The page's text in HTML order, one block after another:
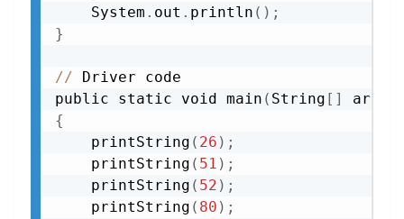
    System
. out . println ( ) ;
}
// Driver code
public static void main ( String [ ] args
{
    printString
( 26 ) ;
    printString
( 51 ) ;
    printString
( 52 ) ;
    printString
( 80 ) ;